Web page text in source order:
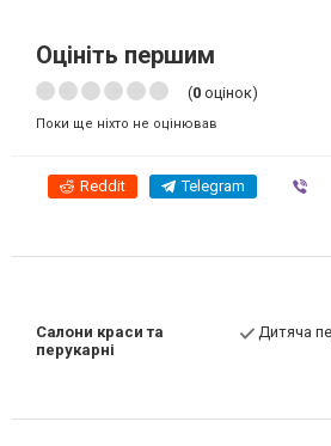
Оцініть першим
(0 оцінок)
Поки ще ніхто не оцінював
Reddit Telegram
Салони краси та
перукарні
Дитяча